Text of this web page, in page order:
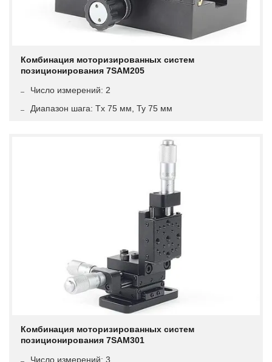
Комбинация моторизированных систем
позиционирования 7SAM205
Число измерений: 2
Диапазон шага: Tx 75 мм, Ty 75 мм
Комбинация моторизированных систем
позиционирования 7SAM301
Число измерений: 3